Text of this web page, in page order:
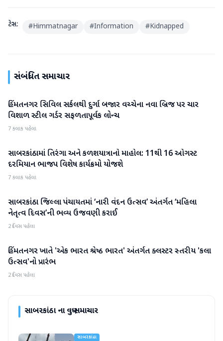
ટેગ્સ: #Himmatnagar #Information #Kidnapped
સંબંધિત સમાચાર
સાબરકાંઠા
હિંમતનગર સિવિલ સર્કલથી દુર્ગા બજાર વચ્ચેના નવા બ્રિજ પર ચાર
વિશાળ સ્ટીલ ગર્ડર સફળતાપૂર્વક લોન્ચ
7 કલાક પહેલા
સાબરકાંઠા
સાબરકાંઠામાં તિરંગા અને કળશયાત્રાનો માહોલ: 11થી 16 ઓગસ્ટ
દરમિયાન ભાજપ વિશેષ કાર્યક્રમો યોજશે
7 કલાક પહેલા
સાબરકાંઠા
સાબરકાંઠા જિલ્લા પંચાયતમાં ‘નારી વંદન ઉત્સવ’ અંતર્ગત ‘મહિલા
નેતૃત્વ દિવસ’ની ભવ્ય ઉજવણી કરાઈ
2 દિવસ પહેલા
સાબરકાંઠા
હિંમતનગર ખાતે 'એક ભારત શ્રેષ્ઠ ભારત' અંતર્ગત ક્લસ્ટર સ્તરીય 'કલા
ઉત્સવ'નો પ્રારંભ
2 દિવસ પહેલા
સાબરકાંઠાના વધુ સમાચાર
સાબરકાંઠા